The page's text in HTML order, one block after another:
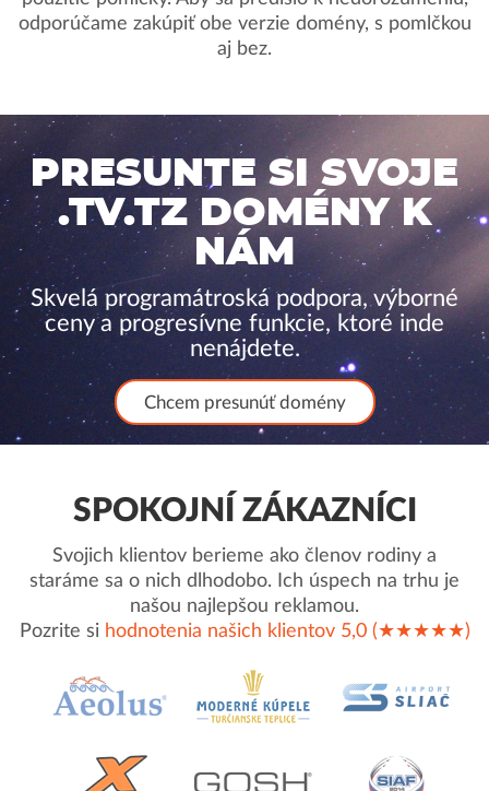
odporúčame zakúpiť obe verzie domény, s pomlčkou
aj bez.
PRESUNTE SI SVOJE
.TV.TZ DOMÉNY K
NÁM
Skvelá programátroská podpora, výborné
ceny a progresívne funkcie, ktoré inde
nenájdete.
Chcem presunúť domény
SPOKOJNÍ ZÁKAZNÍCI
Svojich klientov berieme ako členov rodiny a
staráme sa o nich dlhodobo. Ich úspech na trhu je
našou najlepšou reklamou.
Pozrite si hodnotenia našich klientov 5,0 (★★★★★)